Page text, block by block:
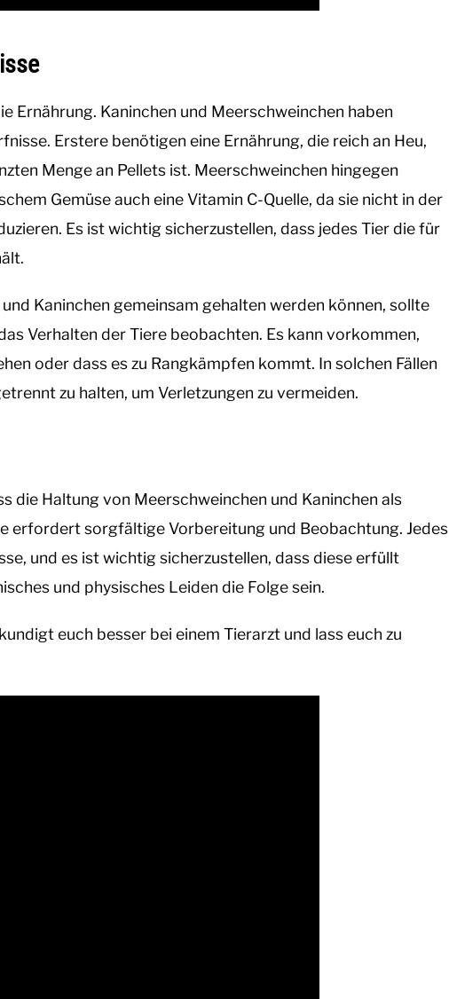
Ernährung. Kaninchen und Meerschweinchen haben
Erstere benötigen eine Ernährung, die reich an Heu,
Menge an Pellets ist. Meerschweinchen hingegen
Gemüse auch eine Vitamin C-Quelle, da sie nicht in der
Es ist wichtig sicherzustellen, dass jedes Tier die für
Kaninchen gemeinsam gehalten werden können, sollte
Verhalten der Tiere beobachten. Es kann vorkommen,
oder dass es zu Rangkämpfen kommt. In solchen Fällen
zu halten, um Verletzungen zu vermeiden.
die Haltung von Meerschweinchen und Kaninchen als
erfordert sorgfältige Vorbereitung und Beobachtung. Jedes
und es ist wichtig sicherzustellen, dass diese erfüllt
und physisches Leiden die Folge sein.
euch besser bei einem Tierarzt und lass euch zu